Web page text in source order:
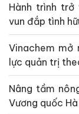
Hành trình trở
vun đắp tình
Vinachem mở
lực quản trị
Nâng tầm
Vương quốc